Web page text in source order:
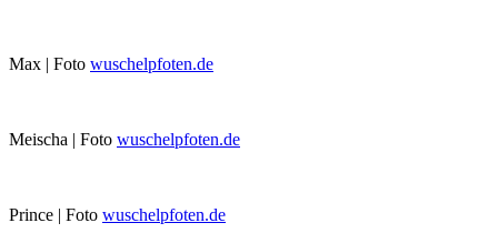
Max | Foto wuschelpfoten.de
Meischa | Foto wuschelpfoten.de
Prince | Foto wuschelpfoten.de